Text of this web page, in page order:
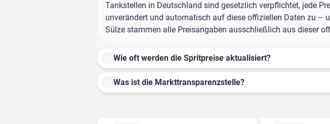
Tankstellen in Deutschland sind gesetzlich verpflichtet, jede
unverändert und automatisch auf diese offiziellen Daten zu –
Sülze stammen alle Preisangaben ausschließlich aus dieser
Wie oft werden die Spritpreise aktualisiert?
Was ist die Markttransparenzstelle?